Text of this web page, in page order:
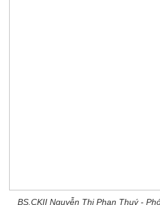
BS.CKII Nguyễn Thị Phan Thuý -